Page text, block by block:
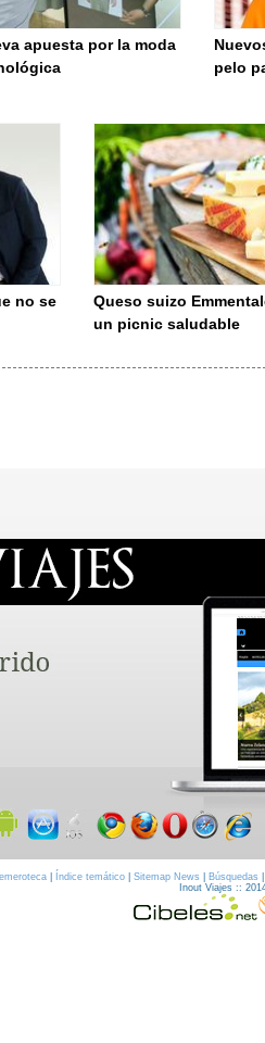
apuesta por la moda
pelo
no se
Queso suizo
un picnic saludable
Índice temático Sitemap News Búsquedas
Inout Viajes ::